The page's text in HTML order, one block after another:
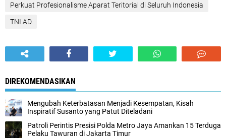
Perkuat Profesionalisme Aparat Teritorial di Seluruh Indonesia‎
TNI AD
DIREKOMENDASIKAN
‎Mengubah Keterbatasan Menjadi Kesempatan, Kisah
Inspiratif Susanto yang Patut Diteladani
Patroli Perintis Presisi Polda Metro Jaya Amankan 15 Terduga
Pelaku Tawuran di Jakarta Timur‎